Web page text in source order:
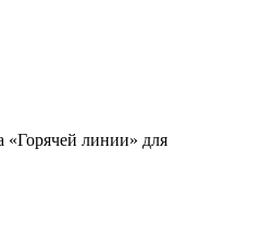
линии» для